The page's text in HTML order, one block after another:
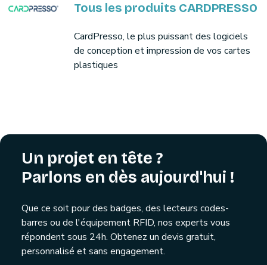
Tous les produits CARDPRESSO
CardPresso, le plus puissant des logiciels
de conception et impression de vos cartes
plastiques
Un projet en tête ?
Parlons en dès aujourd'hui !
Que ce soit pour des badges, des lecteurs codes-
barres ou de l'équipement RFID, nos experts vous
répondent sous 24h. Obtenez un devis gratuit,
personnalisé et sans engagement.